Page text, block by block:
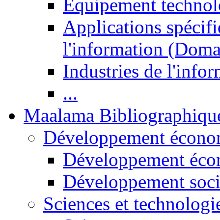
Equipement
Applications
l'information
Industries de
...
Maalama
Développement
Développement
Développement
Sciences et